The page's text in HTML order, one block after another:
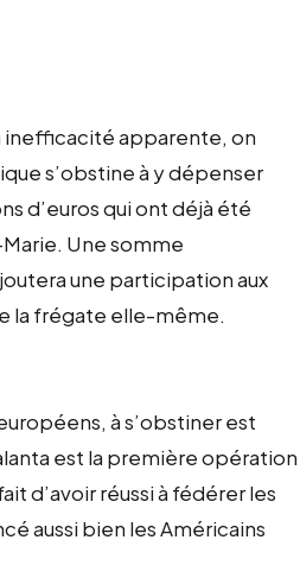
inefficacité apparente, on
s’obstine à y dépenser
d’euros qui ont déjà été
Une somme
une participation aux
la frégate elle-même.
à s’obstiner est
est la première opération
d’avoir réussi à fédérer les
aussi bien les Américains